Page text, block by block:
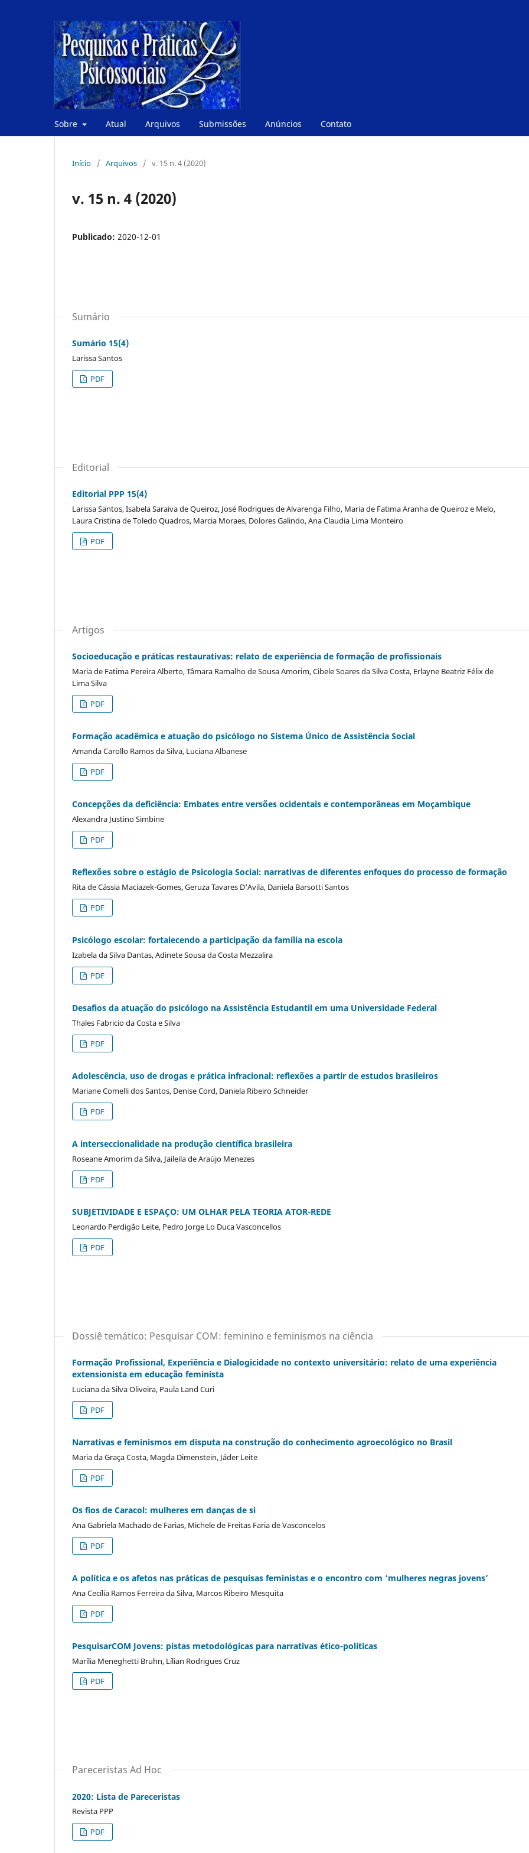
Sobre Atual Arquivos Submissões Anúncios Contato
Início / Arquivos / v. 15 n. 4 (2020)
v. 15 n. 4 (2020)
Publicado: 2020-12-01
Sumário
Sumário 15(4)
Larissa Santos
PDF
Editorial
Editorial PPP 15(4)
Larissa Santos, Isabela Saraiva de Queiroz, José Rodrigues de Alvarenga Filho, Maria de Fatima Aranha de Queiroz e Melo,
Laura Cristina de Toledo Quadros, Marcia Moraes, Dolores Galindo, Ana Claudia Lima Monteiro
PDF
Artigos
Socioeducação e práticas restaurativas: relato de experiência de formação de profissionais
Maria de Fatima Pereira Alberto, Tâmara Ramalho de Sousa Amorim, Cibele Soares da Silva Costa, Erlayne Beatriz Félix de
Lima Silva
PDF
Formação acadêmica e atuação do psicólogo no Sistema Único de Assistência Social
Amanda Carollo Ramos da Silva, Luciana Albanese
PDF
Concepções da deficiência: Embates entre versões ocidentais e contemporâneas em Moçambique
Alexandra Justino Simbine
PDF
Reflexões sobre o estágio de Psicologia Social: narrativas de diferentes enfoques do processo de formação
Rita de Cássia Maciazek-Gomes, Geruza Tavares D'Avila, Daniela Barsotti Santos
PDF
Psicólogo escolar: fortalecendo a participação da família na escola
Izabela da Silva Dantas, Adinete Sousa da Costa Mezzalira
PDF
Desafios da atuação do psicólogo na Assistência Estudantil em uma Universidade Federal
Thales Fabricio da Costa e Silva
PDF
Adolescência, uso de drogas e prática infracional: reflexões a partir de estudos brasileiros
Mariane Comelli dos Santos, Denise Cord, Daniela Ribeiro Schneider
PDF
A interseccionalidade na produção científica brasileira
Roseane Amorim da Silva, Jaileila de Araújo Menezes
PDF
SUBJETIVIDADE E ESPAÇO: UM OLHAR PELA TEORIA ATOR-REDE
Leonardo Perdigão Leite, Pedro Jorge Lo Duca Vasconcellos
PDF
Dossiê temático: Pesquisar COM: feminino e feminismos na ciência
Formação Profissional, Experiência e Dialogicidade no contexto universitário: relato de uma experiência
extensionista em educação feminista
Luciana da Silva Oliveira, Paula Land Curi
PDF
Narrativas e feminismos em disputa na construção do conhecimento agroecológico no Brasil
Maria da Graça Costa, Magda Dimenstein, Jáder Leite
PDF
Os fios de Caracol: mulheres em danças de si
Ana Gabriela Machado de Farias, Michele de Freitas Faria de Vasconcelos
PDF
A política e os afetos nas práticas de pesquisas feministas e o encontro com ‘mulheres negras jovens’
Ana Cecília Ramos Ferreira da Silva, Marcos Ribeiro Mesquita
PDF
PesquisarCOM Jovens: pistas metodológicas para narrativas ético-políticas
Marília Meneghetti Bruhn, Lílian Rodrigues Cruz
PDF
Pareceristas Ad Hoc
2020: Lista de Pareceristas
Revista PPP
PDF